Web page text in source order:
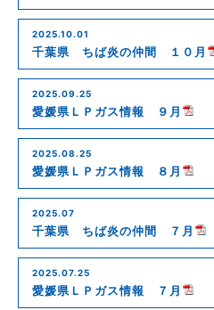
2025.10.01
千葉県 ちば炎の仲間 １０月
2025.09.25
愛媛県ＬＰガス情報 ９月
2025.08.25
愛媛県ＬＰガス情報 ８月
2025.07
千葉県 ちば炎の仲間 ７月
2025.07.25
愛媛県ＬＰガス情報 ７月